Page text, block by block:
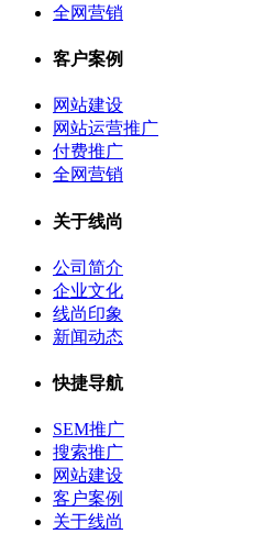
全网营销
客户案例
网站建设
网站运营推广
付费推广
全网营销
关于线尚
公司简介
企业文化
线尚印象
新闻动态
快捷导航
SEM推广
搜索推广
网站建设
客户案例
关于线尚